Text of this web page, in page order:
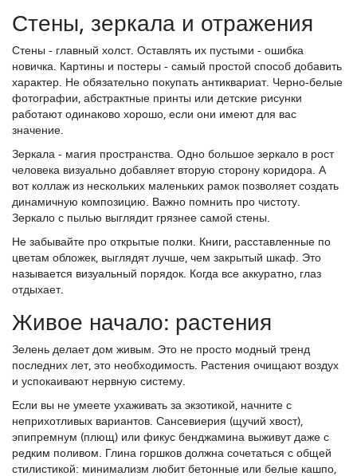
Стены, зеркала и отражения
Стены - главный холст. Оставлять их пустыми - ошибка
новичка. Картины и постеры - самый простой способ добавить
характер. Не обязательно покупать антиквариат. Черно-белые
фотографии, абстрактные принты или детские рисунки
работают одинаково хорошо, если они имеют для вас
значение.
Зеркала - магия пространства. Одно большое зеркало в рост
человека визуально добавляет вторую сторону коридора. А
вот коллаж из нескольких маленьких рамок позволяет создать
динамичную композицию. Важно помнить про чистоту.
Зеркало с пылью выглядит грязнее самой стены.
Не забывайте про открытые полки. Книги, расставленные по
цветам обложек, выглядят лучше, чем закрытый шкаф. Это
называется визуальный порядок. Когда все аккуратно, глаз
отдыхает.
Живое начало: растения
Зелень делает дом живым. Это не просто модный тренд
последних лет, это необходимость. Растения очищают воздух
и успокаивают нервную систему.
Если вы не умеете ухаживать за экзотикой, начните с
неприхотливых вариантов. Сансевиерия (щучий хвост),
эпипремнум (плющ) или фикус бенджамина выживут даже с
редким поливом. Глина горшков должна сочетаться с общей
стилистикой: минимализм любит бетонные или белые кашпо,